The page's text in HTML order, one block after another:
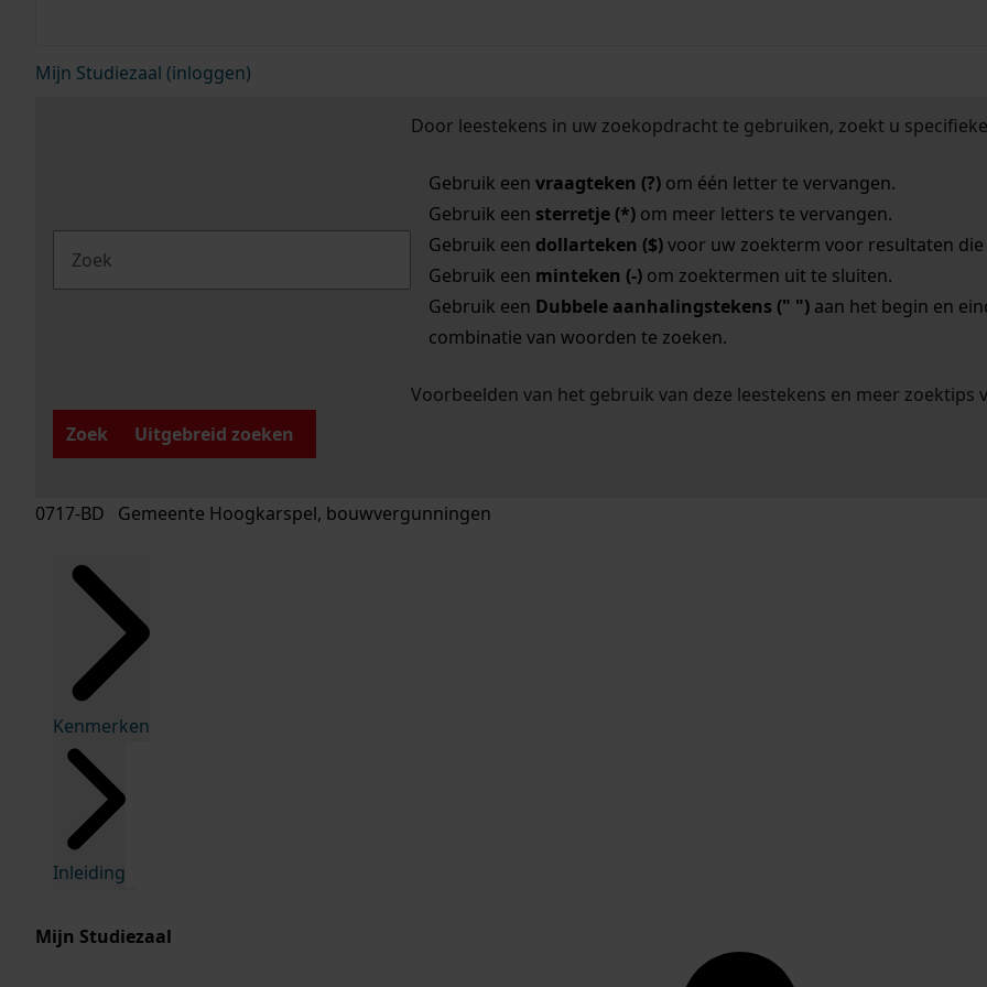
Mijn Studiezaal (inloggen)
Door leestekens in uw zoekopdracht te gebruiken, zoekt u
Gebruik een vraagteken (?)om één letter te vervangen.
Gebruik een sterretje (*)om meer letters te vervangen.
Gebruik een dollarteken ($)voor uw zoekterm voor resultaten die
Gebruik een minteken (-)om zoektermen uit te sluiten.
Gebruik een Dubbele aanhalingstekens (" ")aan het begin en
combinatie van woorden te zoeken.
Voorbeelden van het gebruik van deze leestekens en meer zoektips
Zoek
Uitgebreid zoeken
0717-BD Gemeente Hoogkarspel, bouwvergunningen
Kenmerken
Inleiding
Mijn Studiezaal